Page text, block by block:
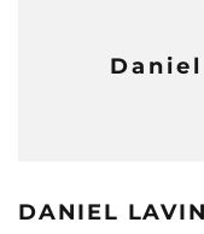
DANIEL